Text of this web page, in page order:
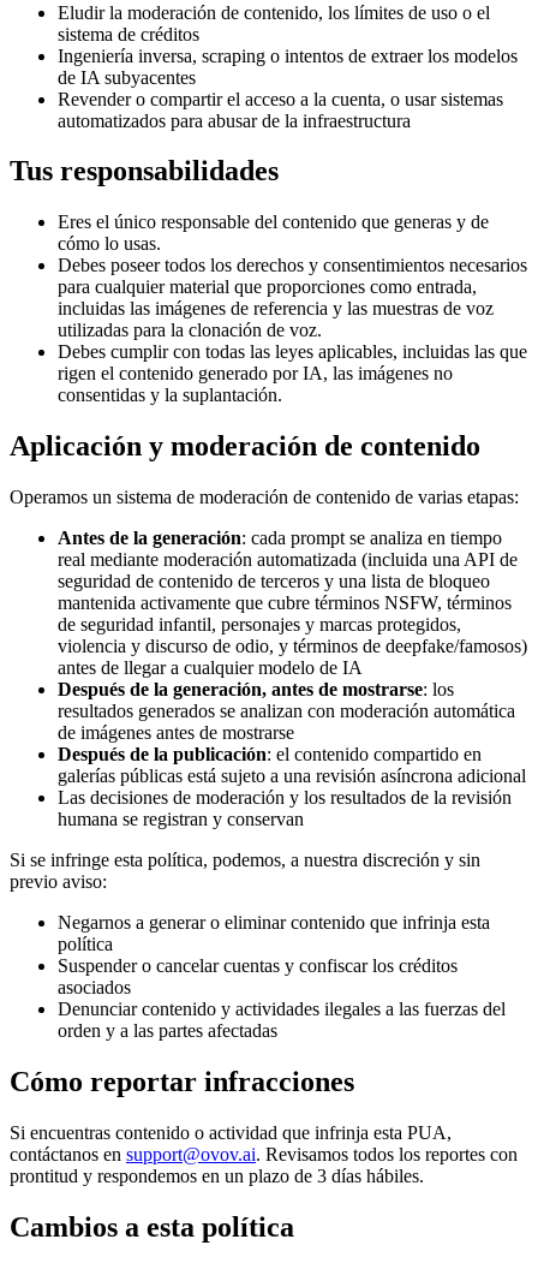
Eludir la moderación de contenido, los límites de uso o el
sistema de créditos
Ingeniería inversa, scraping o intentos de extraer los modelos
de IA subyacentes
Revender o compartir el acceso a la cuenta, o usar sistemas
automatizados para abusar de la infraestructura
Tus responsabilidades
Eres el único responsable del contenido que generas y de
cómo lo usas.
Debes poseer todos los derechos y consentimientos necesarios
para cualquier material que proporciones como entrada,
incluidas las imágenes de referencia y las muestras de voz
utilizadas para la clonación de voz.
Debes cumplir con todas las leyes aplicables, incluidas las que
rigen el contenido generado por IA, las imágenes no
consentidas y la suplantación.
Aplicación y moderación de contenido
Operamos un sistema de moderación de contenido de varias etapas:
Antes de la generación: cada prompt se analiza en tiempo
real mediante moderación automatizada (incluida una API de
seguridad de contenido de terceros y una lista de bloqueo
mantenida activamente que cubre términos NSFW, términos
de seguridad infantil, personajes y marcas protegidos,
violencia y discurso de odio, y términos de deepfake/famosos)
antes de llegar a cualquier modelo de IA
Después de la generación, antes de mostrarse: los
resultados generados se analizan con moderación automática
de imágenes antes de mostrarse
Después de la publicación: el contenido compartido en
galerías públicas está sujeto a una revisión asíncrona adicional
Las decisiones de moderación y los resultados de la revisión
humana se registran y conservan
Si se infringe esta política, podemos, a nuestra discreción y sin
previo aviso:
Negarnos a generar o eliminar contenido que infrinja esta
política
Suspender o cancelar cuentas y confiscar los créditos
asociados
Denunciar contenido y actividades ilegales a las fuerzas del
orden y a las partes afectadas
Cómo reportar infracciones
Si encuentras contenido o actividad que infrinja esta PUA,
contáctanos en support@ovov.ai. Revisamos todos los reportes con
prontitud y respondemos en un plazo de 3 días hábiles.
Cambios a esta política